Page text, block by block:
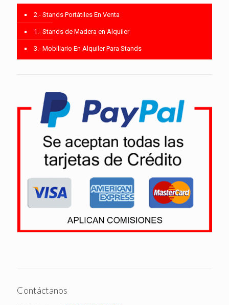
2.- Stands Portátiles En Venta
1.- Stands de Madera en Alquiler
3.- Mobiliario En Alquiler Para Stands
Contáctanos